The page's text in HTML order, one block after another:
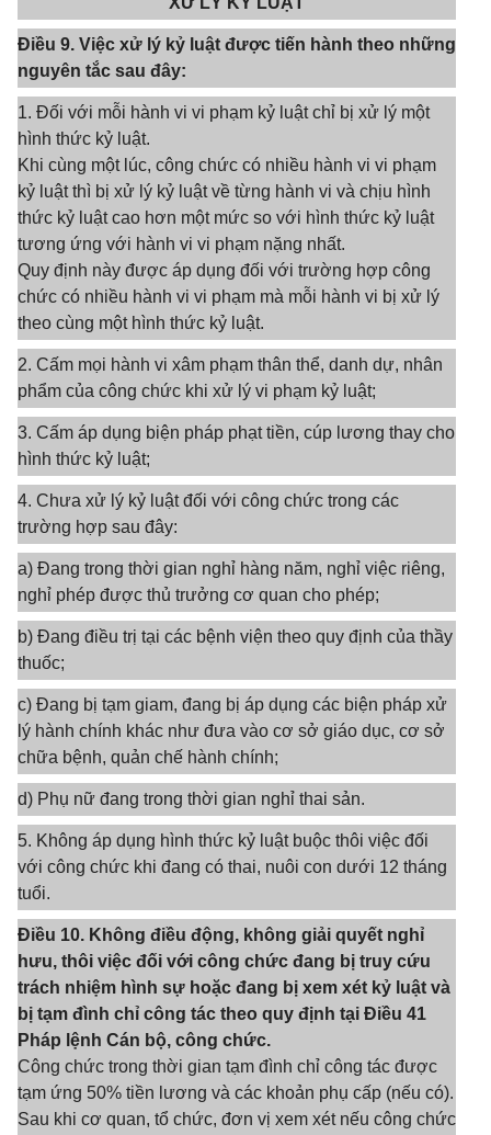
Điều 9. Việc xử lý kỷ luật được tiến hành theo những
nguyên tắc sau đây:
1. Đối với mỗi hành vi vi phạm kỷ luật chỉ bị xử lý một
hình thức kỷ luật.
Khi cùng một lúc, công chức có nhiều hành vi vi phạm
kỷ luật thì bị xử lý kỷ luật về từng hành vi và chịu hình
thức kỷ luật cao hơn một mức so với hình thức kỷ luật
tương ứng với hành vi vi phạm nặng nhất.
Quy định này được áp dụng đối với trường hợp công
chức có nhiều hành vi vi phạm mà mỗi hành vi bị xử lý
theo cùng một hình thức kỷ luật.
2. Cấm mọi hành vi xâm phạm thân thể, danh dự, nhân
phẩm của công chức khi xử lý vi phạm kỷ luật;
3. Cấm áp dụng biện pháp phạt tiền, cúp lương thay cho
hình thức kỷ luật;
4. Chưa xử lý kỷ luật đối với công chức trong các
trường hợp sau đây:
a) Đang trong thời gian nghỉ hàng năm, nghỉ việc riêng,
nghỉ phép được thủ trưởng cơ quan cho phép;
b) Đang điều trị tại các bệnh viện theo quy định của thầy
thuốc;
c) Đang bị tạm giam, đang bị áp dụng các biện pháp xử
lý hành chính khác như đưa vào cơ sở giáo dục, cơ sở
chữa bệnh, quản chế hành chính;
d) Phụ nữ đang trong thời gian nghỉ thai sản.
5. Không áp dụng hình thức kỷ luật buộc thôi việc đối
với công chức khi đang có thai, nuôi con dưới 12 tháng
tuổi.
Điều 10. Không điều động, không giải quyết nghỉ
hưu, thôi việc đối với công chức đang bị truy cứu
trách nhiệm hình sự hoặc đang bị xem xét kỷ luật và
bị tạm đình chỉ công tác theo quy định tại Điều 41
Pháp lệnh Cán bộ, công chức.
Công chức trong thời gian tạm đình chỉ công tác được
tạm ứng 50% tiền lương và các khoản phụ cấp (nếu có).
Sau khi cơ quan, tổ chức, đơn vị xem xét nếu công chức